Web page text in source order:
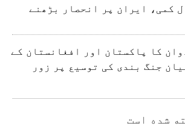
کمی، ایران پر انحصار بڑھنے
کا پاکستان اور افغانستان کے
جنگ بندی کی توسیع پر زور
شده است